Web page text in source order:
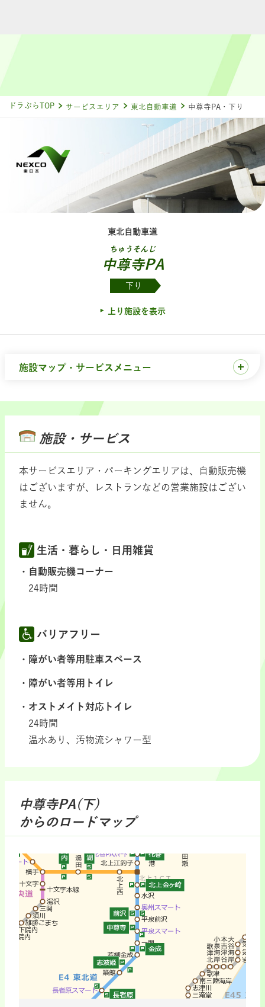
ドラぷらTOP サービスエリア 東北自動車道 中尊寺PA・下り
東北自動車道
ちゅうそんじ
中尊寺PA
下り
上り施設を表示
施設マップ・サービスメニュー
施設・サービス
本サービスエリア・パーキングエリアは、自動販売機
はございますが、レストランなどの営業施設はござい
ません。
生活・暮らし・日用雑貨
自動販売機コーナー
24時間
バリアフリー
障がい者等用駐車スペース
障がい者等用トイレ
オストメイト対応トイレ
24時間
温水あり、汚物流シャワー型
中尊寺PA(下)
からのロードマップ